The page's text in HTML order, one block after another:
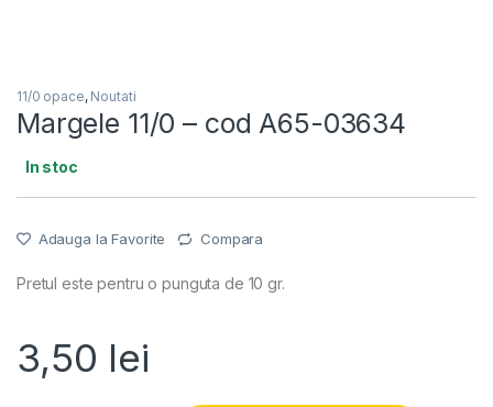
11/0 opace, Noutati
Margele 11/0 – cod A65-03634
In stoc
Adauga la Favorite Compara
Pretul este pentru o punguta de 10 gr.
3,50 lei